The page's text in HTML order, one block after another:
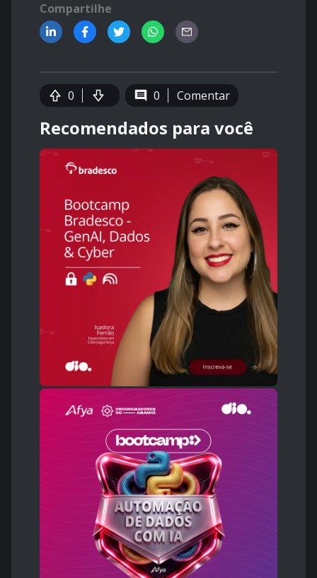
Compartilhe
0 0 Comentar
Recomendados para você